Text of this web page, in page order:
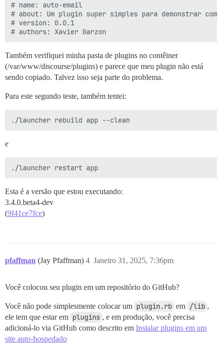
# name: auto-email
# about: Um plugin super simples para demonstrar
# version: 0.0.1
Também verifiquei minha pasta de plugins no contêiner
(/var/www/discourse/plugins) e parece que meu plugin não está
sendo copiado. Talvez isso seja parte do problema.
Para este segundo teste, também tentei:
e
Esta é a versão que estou executando:
3.4.0.beta4-dev
(9f41ce7fce)
pfaffman (Jay Pfaffman) Janeiro 31, 2025, 7:36pm
4
Você colocou seu plugin em um repositório do GitHub?
Você não pode simplesmente colocar um plugin.rb em /lib ,
ele tem que estar em plugins , e em produção, você precisa
adicioná-lo via GitHub como descrito em Instalar plugins em um
site auto-hospedado